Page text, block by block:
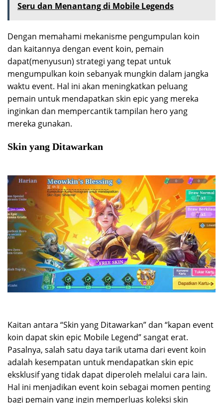
Seru dan Menantang di Mobile Legends
Dengan memahami mekanisme pengumpulan koin
dan kaitannya dengan event koin, pemain
dapat(menyusun) strategi yang tepat untuk
mengumpulkan koin sebanyak mungkin dalam jangka
waktu event. Hal ini akan meningkatkan peluang
pemain untuk mendapatkan skin epic yang mereka
inginkan dan mempercantik tampilan hero yang
mereka gunakan.
Skin yang Ditawarkan
Kaitan antara “Skin yang Ditawarkan” dan “kapan event
koin dapat skin epic Mobile Legend” sangat erat.
Pasalnya, salah satu daya tarik utama dari event koin
adalah kesempatan untuk mendapatkan skin epic
eksklusif yang tidak dapat diperoleh melalui cara lain.
Hal ini menjadikan event koin sebagai momen penting
bagi pemain yang ingin memperluas koleksi skin